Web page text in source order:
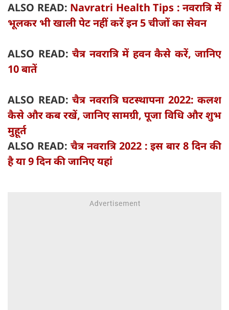
ALSO READ: Navratri Health Tips : नवरात्रि में
भूलकर भी खाली पेट नहीं करें इन 5 चीजों का सेवन
ALSO READ: चैत्र नवरात्रि में हवन कैसे करें, जानिए
10 बातें
ALSO READ: चैत्र नवरात्रि घटस्थापना 2022: कलश
कैसे और कब रखें, जानिए सामग्री, पूजा विधि और शुभ
मुहूर्त
ALSO READ: चैत्र नवरात्रि 2022 : इस बार 8 दिन की
है या 9 दिन की जानिए यहां